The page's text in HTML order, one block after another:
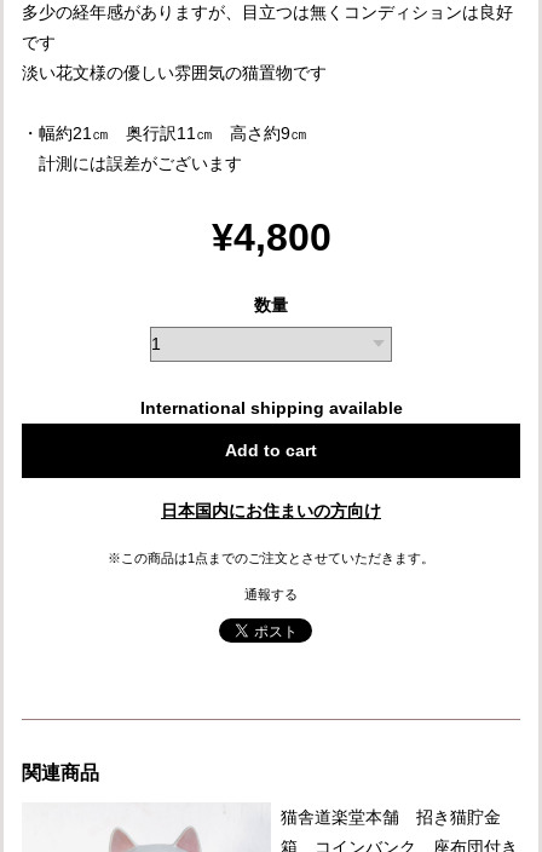
多少の経年感がありますが、目立つは無くコンディションは良好
です
淡い花文様の優しい雰囲気の猫置物です
・幅約21㎝ 奥行訳11㎝ 高さ約9㎝
計測には誤差がございます
¥4,800
数量
International shipping available
Add to cart
日本国内にお住まいの方向け
※この商品は1点までのご注文とさせていただきます。
通報する
関連商品
猫舎道楽堂本舗 招き猫貯金
箱 コインバンク 座布団付き